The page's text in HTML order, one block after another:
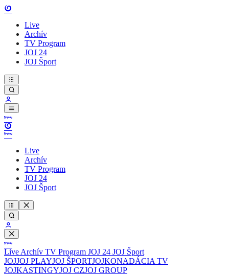
Live
Archív
TV Program
JOJ 24
JOJ Šport
Live
Archív
TV Program
JOJ 24
JOJ Šport
Live Archív TV Program JOJ 24 JOJ Šport
JOJJOJ PLAYJOJ ŠPORTJOJKONADÁCIA TV
JOJKASTINGYJOJ CZJOJ GROUP